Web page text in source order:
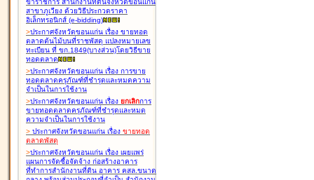
ข้าราชการ สำนักงานที่ดินจังหวัดขอนแก่น
สาขาภูเวียง ด้วยวิธีประกวดราคา
อิเล็กทรอนิกส์ (e-bidding)
>ประกาศจังหวัดขอนแก่น เรื่อง ขายทอด
ตลาดต้นไม้บนที่ราชพัสดุ แปลงหมายเลข
ทะเบียน ที่ ขก.1849(บางส่วน)โดยวิธีขาย
ทอดตลาด
>ประกาศจังหวัดขอนแก่น เรื่อง การขาย
ทอดตลาดครุภัณฑ์ที่ชำรุดและหมดความ
จำเป็นในการใช้งาน
>ประกาศจังหวัดขอนแก่น เรื่อง ยกเลิกการ
ขายทอดตลาดครุภัณฑ์ที่ชำรุดและหมด
ความจำเป็นในการใช้งาน
> ประกาศจังหวัดขอนแก่น เรื่อง ขายทอด
ตลาดพัสดุ
>ประกาศจังหวัดขอนแก่น เรื่อง เผยแพร่
แผนการจัดซื้อจัดจ้าง ก่อสร้างอาคาร
ที่ทำการสำนักงานที่ดิน อาคาร คสล.ขนาด